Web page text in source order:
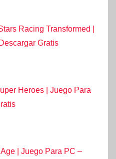
Racing Transformed |
Gratis
Heroes | Juego Para
| Juego Para PC –